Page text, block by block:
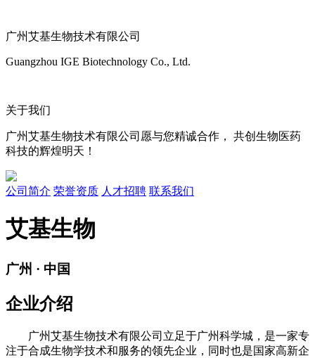
广州艾基生物技术有限公司
Guangzhou IGE Biotechnology Co., Ltd.
关于我们
广州艾基生物技术有限公司愿与您精诚合作， 共创生物医药
科技的辉煌明天！
公司简介 荣誉资质 人才招聘 联系我们
艾基生物
广州 · 中国
企业介绍
广州艾基生物技术有限公司立足于广州科学城，是一家专
注于合成生物学技术和服务的领先企业，同时也是国家高新企